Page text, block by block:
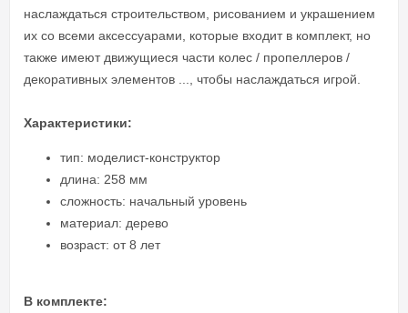
наслаждаться строительством, рисованием и украшением
их со всеми аксессуарами, которые входит в комплект, но
также имеют движущиеся части колес / пропеллеров /
декоративных элементов ..., чтобы наслаждаться игрой.
Характеристики:
тип: моделист-конструктор
длина: 258 мм
сложность: начальный уровень
материал: дерево
возраст: от 8 лет
В комплекте: